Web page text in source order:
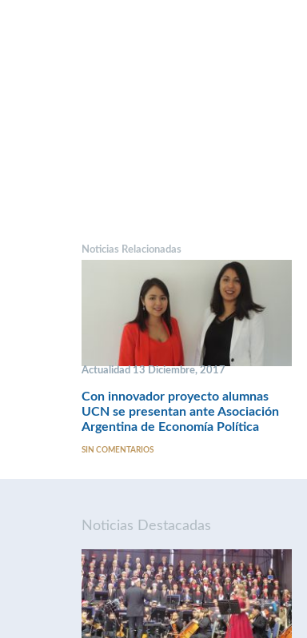
Noticias Relacionadas
Actualidad 13 Diciembre, 2017
Con innovador proyecto alumnas
UCN se presentan ante Asociación
Argentina de Economía Política
SIN COMENTARIOS
Noticias Destacadas